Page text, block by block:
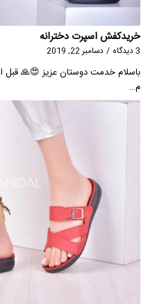
خریدکفش اسپرت دخترانه
3 دیدگاه / دسامبر 22, 2019
باسلام خدمت دوستان عزیز 😍🙏
م…